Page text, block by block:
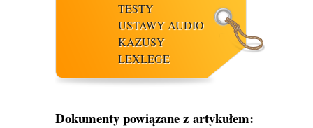
TESTY
USTAWY AUDIO
KAZUSY
LEXLEGE
Dokumenty powiązane z artykułem: